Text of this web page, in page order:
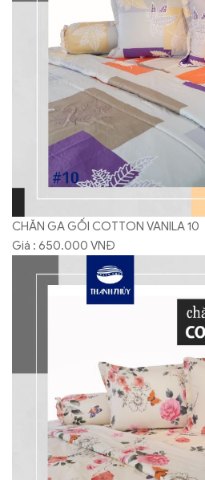
CHĂN GA GỐI COTTON VANILA 10
Giá : 650.000 VNĐ